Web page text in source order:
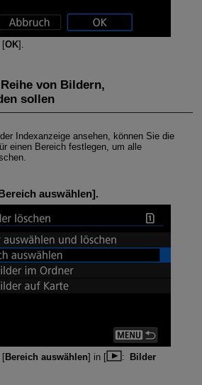
[OK].
von Bildern,
sollen
Indexanzeige ansehen, können Sie die
einen Bereich festlegen, um alle
auswählen].
[Bereich auswählen] in [ :
Bilder